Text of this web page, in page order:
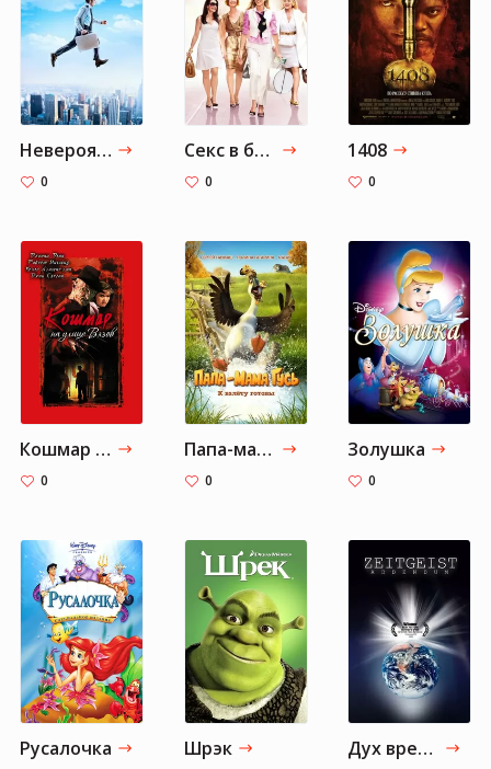
Невероятная жизнь Уолтера Митти
0
Секс в большом городе
0
1408
0
Кошмар на улице Вязов
0
Папа-мама гусь
0
Золушка
0
Русалочка Шрэк Дух времени. Приложение